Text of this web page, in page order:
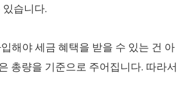
습니다.
해야 세금 혜택을 받을 수 있는 건 아
총량을 기준으로 주어집니다. 따라서